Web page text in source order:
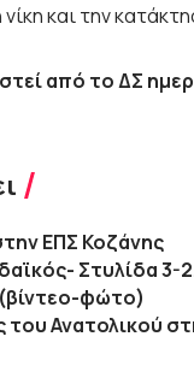
και την
από το ΔΣ
ΕΠΣ Κοζάνης
Στυλίδα 3-2.
φώτο)
Ανατολικού